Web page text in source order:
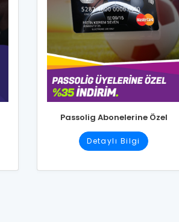
Passolig Abonelerine Özel
Detaylı Bilgi